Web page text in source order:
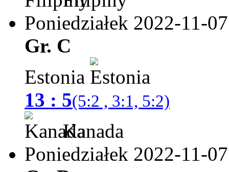
Poniedziałek 2022-11-07
Gr. C
Estonia
13 : 5(5:2 , 3:1, 5:2)
Kanada
Poniedziałek 2022-11-07